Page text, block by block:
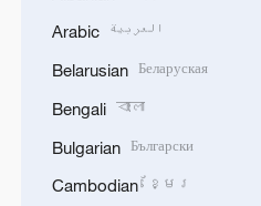
Arabic العربية
Belarusian Беларуская
Bengali বাংলা
Bulgarian Български
Cambodian ខ្មែរ